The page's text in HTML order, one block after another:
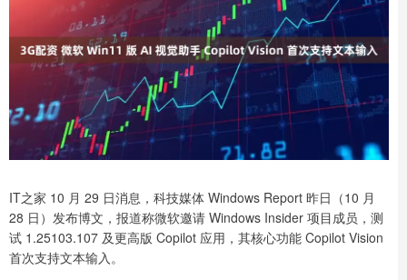
IT之家 10 月 29 日消息，科技媒体 Windows Report 昨日（10 月
28 日）发布博文，报道称微软邀请 Windows Insider 项目成员，测
试 1.25103.107 及更高版 Copilot 应用，其核心功能 Copilot Vision
首次支持文本输入。